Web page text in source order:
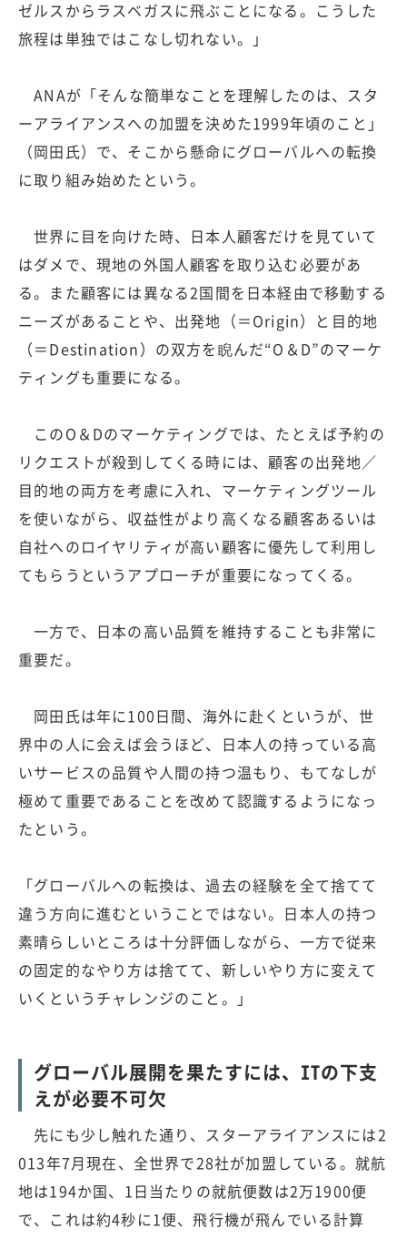
ゼルスからラスベガスに飛ぶことになる。こうした
旅程は単独ではこなし切れない。」
ANAが「そんな簡単なことを理解したのは、スタ
ーアライアンスへの加盟を決めた1999年頃のこと」
（岡田氏）で、そこから懸命にグローバルへの転換
に取り組み始めたという。
世界に目を向けた時、日本人顧客だけを見ていて
はダメで、現地の外国人顧客を取り込む必要があ
る。また顧客には異なる2国間を日本経由で移動する
ニーズがあることや、出発地（＝Origin）と目的地
（＝Destination）の双方を睨んだ“O＆D”のマーケ
ティングも重要になる。
このO＆Dのマーケティングでは、たとえば予約の
リクエストが殺到してくる時には、顧客の出発地／
目的地の両方を考慮に入れ、マーケティングツール
を使いながら、収益性がより高くなる顧客あるいは
自社へのロイヤリティが高い顧客に優先して利用し
てもらうというアプローチが重要になってくる。
一方で、日本の高い品質を維持することも非常に
重要だ。
岡田氏は年に100日間、海外に赴くというが、世
界中の人に会えば会うほど、日本人の持っている高
いサービスの品質や人間の持つ温もり、もてなしが
極めて重要であることを改めて認識するようになっ
たという。
「グローバルへの転換は、過去の経験を全て捨てて
違う方向に進むということではない。日本人の持つ
素晴らしいところは十分評価しながら、一方で従来
の固定的なやり方は捨てて、新しいやり方に変えて
いくというチャレンジのこと。」
グローバル展開を果たすには、ITの下支
えが必要不可欠
先にも少し触れた通り、スターアライアンスには2
013年7月現在、全世界で28社が加盟している。就航
地は194か国、1日当たりの就航便数は2万1900便
で、これは約4秒に1便、飛行機が飛んでいる計算